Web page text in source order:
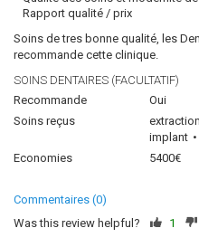
Rapport qualité / prix
Soins de tres bonne qualité, les
recommande cette clinique.
SOINS DENTAIRES (FACULTATIF)
Recommande
Oui
Soins reçus
implant
Economies
5400€
Commentaires (0)
Was this review helpful?
1